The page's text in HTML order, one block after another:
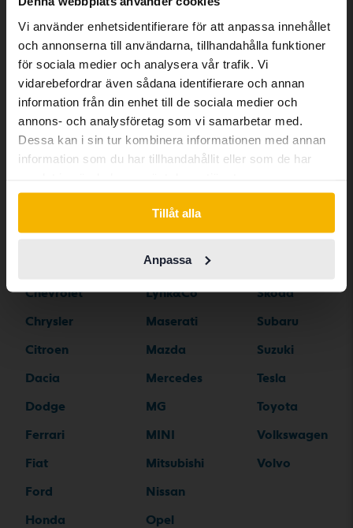
Vi använder enhetsidentifierare för att anpassa innehållet
och annonserna till användarna, tillhandahålla funktioner
för sociala medier och analysera vår trafik. Vi
vidarebefordrar även sådana identifierare och annan
information från din enhet till de sociala medier och
annons- och analysföretag som vi samarbetar med.
Dessa kan i sin tur kombinera informationen med annan
information som du har tillhandahållit eller som de har
Tillåt alla
Anpassa
Bilmärken
Alfa Romeo
Aston Martin
BYD
Chevrolet
Chrysler
Citroen
Dacia
Dodge
Ferrari
Fiat
Ford
Honda
Iveco
KIA
Land Rover
Lexus
Lynk&Co
Maserati
Mazda
Mercedes
MG
MINI
Mitsubishi
Nissan
Opel
Polestar
Saab
Skoda
Subaru
Suzuki
Tesla
Toyota
Volkswagen
Volvo
Swedish. To better service our friends
abroad we have an English language
site (kvdcars.com) that contains all the
same vehicles and services.
Continue in Swedish